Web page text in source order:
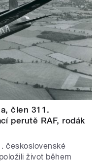
člen 311.
perutě RAF, rodák
československé
život během